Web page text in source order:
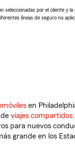
por el cliente y
líneas de seguro no
en
viajes compartidos
para nuevos
grande en los